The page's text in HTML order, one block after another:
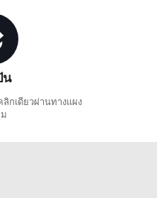
น
กเดียวผ่านทางแผง